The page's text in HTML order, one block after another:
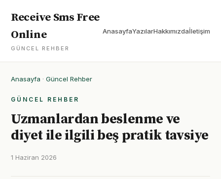
Receive Sms Free
Online
GÜNCEL REHBER
AnasayfaYazılarHakkımızdaİletişim
Anasayfa · Güncel Rehber
GÜNCEL REHBER
Uzmanlardan beslenme ve
diyet ile ilgili beş pratik tavsiye
1 Haziran 2026